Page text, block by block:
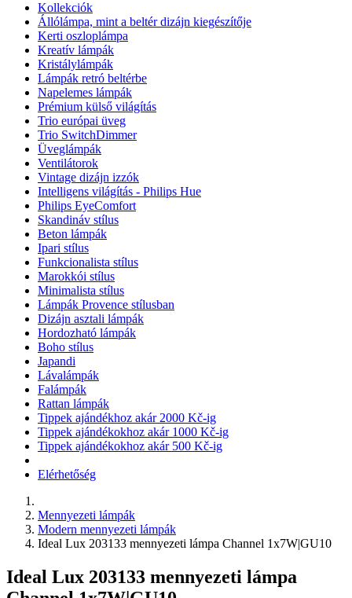
Kollekciók
Állólámpa, mint a beltér dizájn kiegészítője
Kerti oszloplámpa
Kreatív lámpák
Kristálylámpák
Lámpák retró beltérbe
Napelemes lámpák
Prémium külső világítás
Trio európai üveg
Trio SwitchDimmer
Üveglámpák
Ventilátorok
Vintage dizájn izzók
Intelligens világítás - Philips Hue
Philips EyeComfort
Skandináv stílus
Beton lámpák
Ipari stílus
Funkcionalista stílus
Marokkói stílus
Minimalista stílus
Lámpák Provence stílusban
Dizájn asztali lámpák
Hordozható lámpák
Boho stílus
Japandi
Lávalámpák
Falámpák
Rattan lámpák
Tippek ajándékhoz akár 2000 Kč-ig
Tippek ajándékokhoz akár 1000 Kč-ig
Tippek ajándékokhoz akár 500 Kč-ig
Elérhetőség
Mennyezeti lámpák
Modern mennyezeti lámpák
Ideal Lux 203133 mennyezeti lámpa Channel 1x7W|GU10
Ideal Lux 203133 mennyezeti lámpa